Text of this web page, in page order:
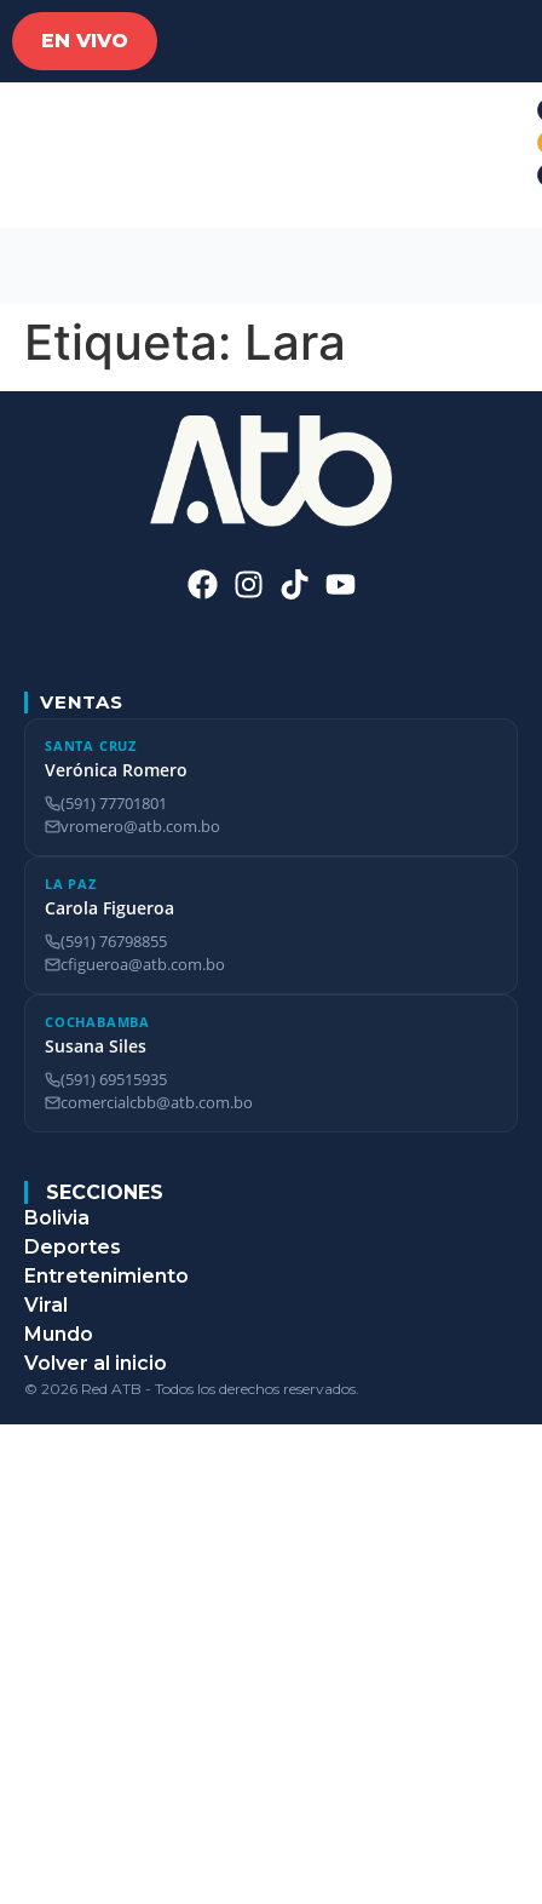
EN VIVO
Etiqueta: Lara
VENTAS
SANTA CRUZ
Verónica Romero
(591) 77701801
vromero@atb.com.bo
LA PAZ
Carola Figueroa
(591) 76798855
cfigueroa@atb.com.bo
COCHABAMBA
Susana Siles
(591) 69515935
comercialcbb@atb.com.bo
SECCIONES
Bolivia
Deportes
Entretenimiento
Viral
Mundo
Volver al inicio
© 2026 Red ATB - Todos los derechos reservados.